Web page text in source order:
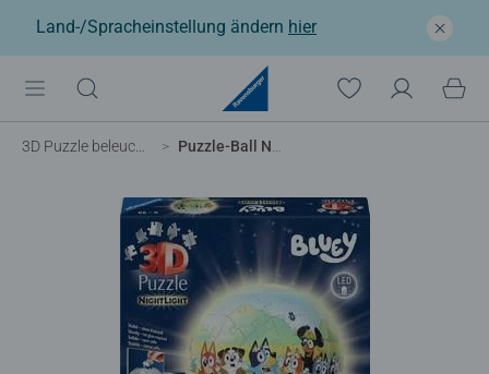
Land-/Spracheinstellung ändern hier
3D Puzzle beleuchtet Puzzle-Ball Nachtlicht Bluey